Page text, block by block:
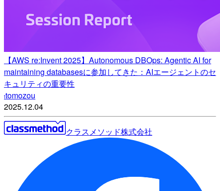
【AWS re:Invent 2025】Autonomous DBOps: Agentic AI for
maintaining databasesに参加してきた：AIエージェントのセ
キュリティの重要性
ttomozou
2025.12.04
クラスメソッド株式会社